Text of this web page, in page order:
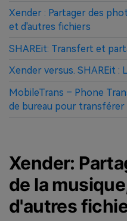
Xender : Partager des
et d'autres fichiers
SHAREit: Transfert et
Xender versus. SHAREit :
MobileTrans – Phone
de bureau pour transférer
Xender:
de la
d'autres